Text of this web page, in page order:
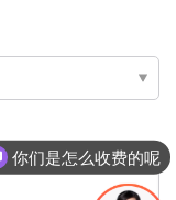
你们是怎么收费的呢